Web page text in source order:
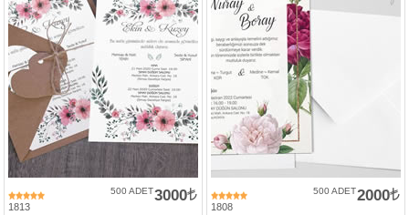
1813
3000
500 ADET
1808
2000
500 ADET